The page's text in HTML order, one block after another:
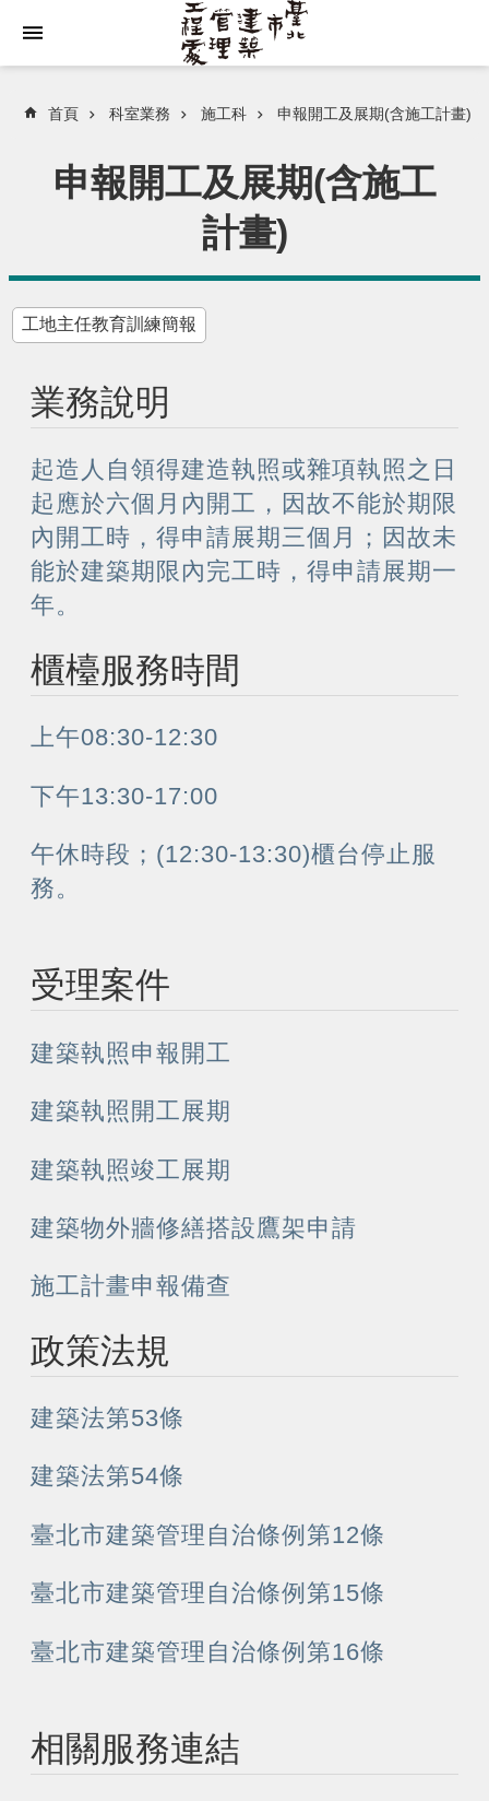
首頁 科室業務 施工科 申報開工及展期(含施工計畫)
申報開工及展期(含施工
計畫)
工地主任教育訓練簡報
業務說明
起造人自領得建造執照或雜項執照之日
起應於六個月內開工，因故不能於期限
內開工時，得申請展期三個月；因故未
能於建築期限內完工時，得申請展期一
年。
櫃檯服務時間
上午08:30-12:30
下午13:30-17:00
午休時段；(12:30-13:30)櫃台停止服
務。
受理案件
建築執照申報開工
建築執照開工展期
建築執照竣工展期
建築物外牆修繕搭設鷹架申請
施工計畫申報備查
政策法規
建築法第53條
建築法第54條
臺北市建築管理自治條例第12條
臺北市建築管理自治條例第15條
臺北市建築管理自治條例第16條
相關服務連結